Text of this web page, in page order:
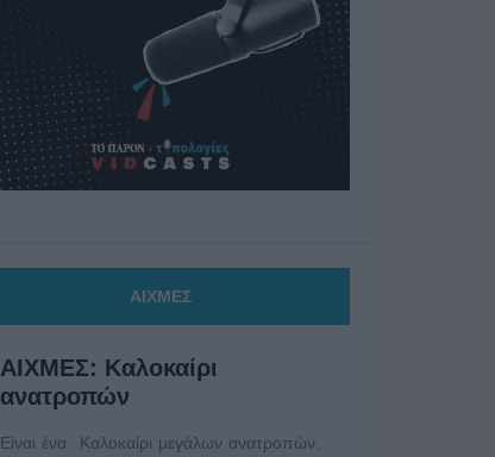
ΑΙΧΜΕΣ
ΑΙΧΜΕΣ: Καλοκαίρι
ανατροπών
Είναι ένα Καλοκαίρι μεγάλων ανατροπών.